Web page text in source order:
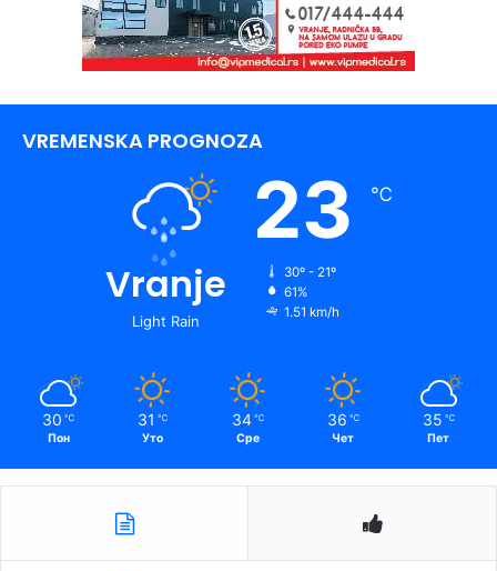
VREMENSKA PROGNOZA
Vranje
Light Rain
23 ℃
30º - 21º
61%
1.51 km/h
30 ℃
Пон
31 ℃
Уто
34 ℃
Сре
36 ℃
Чет
35 ℃
Пет